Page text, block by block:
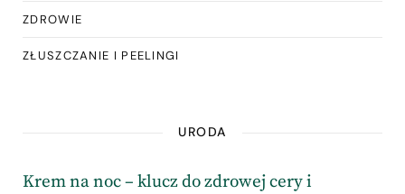
ZDROWIE
ZŁUSZCZANIE I PEELINGI
URODA
Krem na noc – klucz do zdrowej cery i